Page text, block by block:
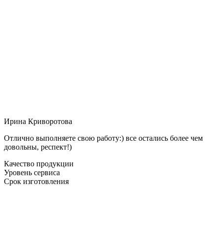
Ирина Криворотова
Отлично выполняете свою работу:) все остались более чем
довольны, респект!)
Качество продукции
Уровень сервиса
Срок изготовления